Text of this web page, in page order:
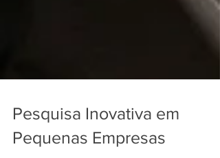
Pesquisa Inovativa em